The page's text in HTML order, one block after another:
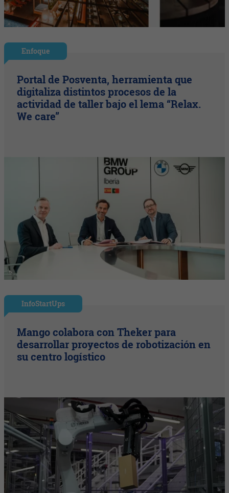
Enfoque
Portal de Posventa, herramienta que
digitaliza distintos procesos de la
actividad de taller bajo el lema “Relax.
We care”
InfoStartUps
Mango colabora con Theker para
desarrollar proyectos de robotización en
su centro logístico